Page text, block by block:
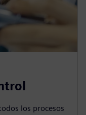
los procesos